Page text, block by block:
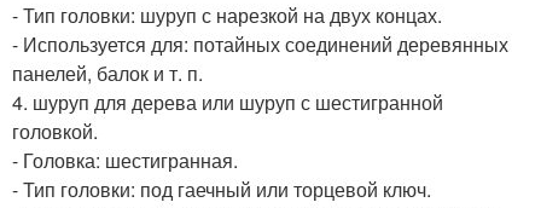
- Тип головки: шуруп с нарезкой на двух концах.
- Используется для: потайных соединений деревянных
панелей, балок и т. п.
4. шуруп для дерева или шуруп с шестигранной
головкой.
- Головка: шестигранная.
- Тип головки: под гаечный или торцевой ключ.